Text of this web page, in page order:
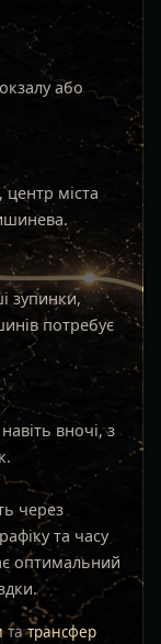
або
міста
зупинки,
потребує
вночі, з
через
та часу
оптимальний
татрансфер